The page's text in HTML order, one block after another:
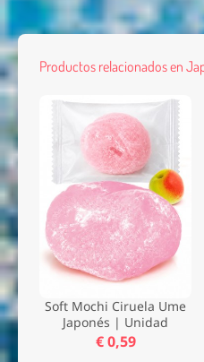
Productos relacionados en
Soft Mochi Ciruela Ume
Japonés | Unidad
€ 0,59